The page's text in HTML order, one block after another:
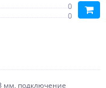
0
0
мм, подключение